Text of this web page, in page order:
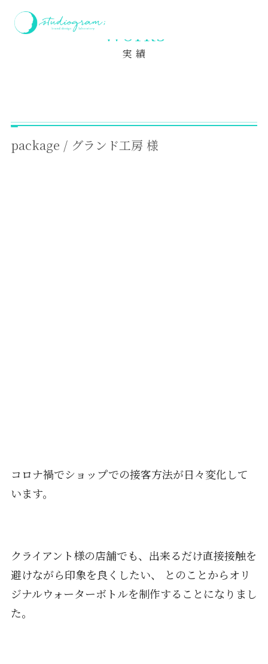
ホーム
Works
実 績
package / グランド工房 様
コロナ禍でショップでの接客方法が日々変化して
います。
クライアント様の店舗でも、出来るだけ直接接触を
避けながら印象を良くしたい、 とのことからオリ
ジナルウォーターボトルを制作することになりまし
た。